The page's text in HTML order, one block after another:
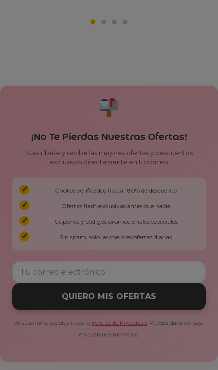
¡No Te Pierdas Nuestras Ofertas!
Suscríbete y recibe las mejores ofertas y descuentos
exclusivos directamente en tu correo
Chollos verificados hasta -80% de descuento
Ofertas flash exclusivas antes que nadie
Cupones y códigos promocionales especiales
Sin spam, solo las mejores ofertas diarias
QUIERO MIS OFERTAS
Al suscribirte aceptas nuestra Política de Privacidad. Puedes darte de baja
en cualquier momento.